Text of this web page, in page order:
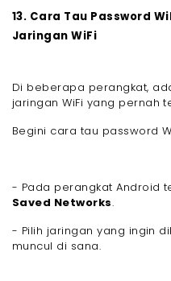
13. Cara Tau Password
Jaringan WiFi
Di beberapa perangkat,
jaringan WiFi yang pernah
Begini cara tau password
- Pada perangkat Android
Saved Networks.
- Pilih jaringan yang ingin
muncul di sana.